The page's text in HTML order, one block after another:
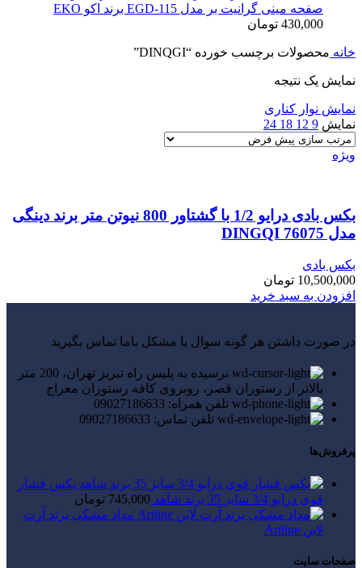
صفحه مینی گرانیت بر مدل EGD-115 برند اکو EKO
430,000 تومان
خانه محصولات برچسب خورده “DINQGI”
نمایش یک نتیجه
نمایش نوار کناری
نمایش 9
12
18
24
ویژه
بکس بادی درایو 1/2 با گشتاور 800 نیوتن متر برند دینگی
مدل 76075 DINGQI
بکس بادی
10,500,000 تومان
افزودن به سبد خرید
در صورت داشتن هر گونه سوال یا مشکل باما تماس بگیرید
نرسیده به پلیس راه تبریز تهران، 200 متر
بالاتر از رستوران قصر، روبروی کافه رستوران معراج
تلفن همراه: 09027186633
تلفن تماس: 09027186633
پرفروش‌ها
بکس فشار
قوی درایو 3/4 سایز 35 برند شاهد
745,000 تومان
مداد مشکی برند آرت
لاین Artline
صفحات سایت